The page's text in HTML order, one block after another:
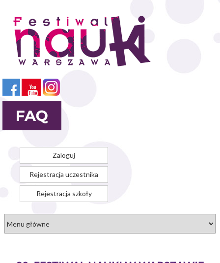
treści
Zaloguj
Rejestracja uczestnika
Rejestracja szkoły